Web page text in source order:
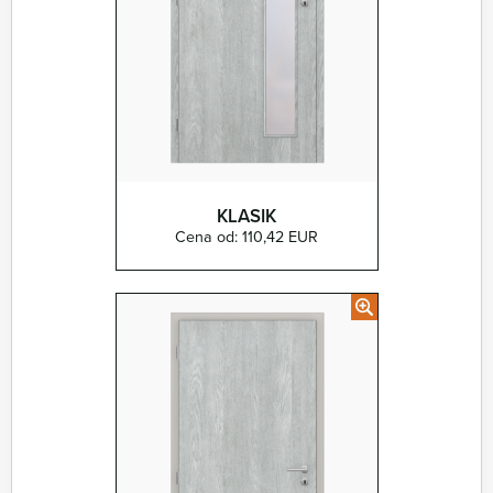
KLASIK
Cena od: 110,42 EUR